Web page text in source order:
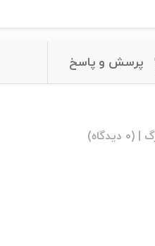
پرسش و پاسخ
|(0 دیدگاه)